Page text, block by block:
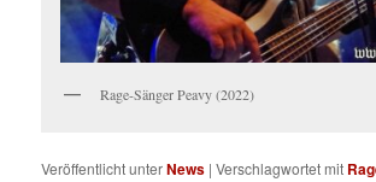
Rage-Sänger Peavy (2022)
Veröffentlicht unterNews |Verschlagwortet mit